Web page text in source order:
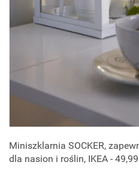
Miniszklarnia SOCKER,
dla nasion i roślin, IKEA - 49,99